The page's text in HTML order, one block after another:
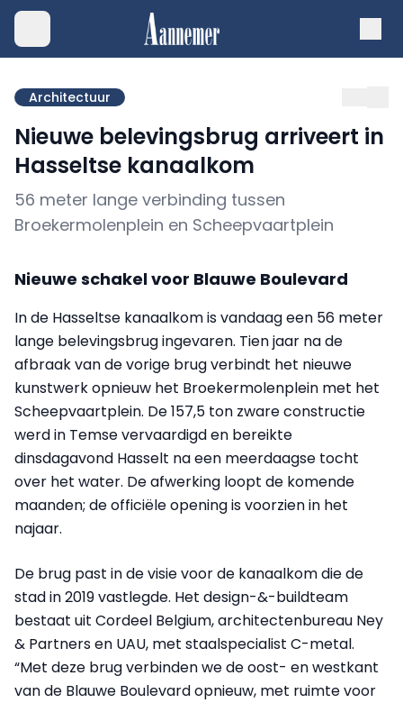
Architectuur
Nieuwe belevingsbrug arriveert in
Hasseltse kanaalkom
56 meter lange verbinding tussen
Broekermolenplein en Scheepvaartplein
Nieuwe schakel voor Blauwe Boulevard
In de Hasseltse kanaalkom is vandaag een 56 meter
lange belevingsbrug ingevaren. Tien jaar na de
afbraak van de vorige brug verbindt het nieuwe
kunstwerk opnieuw het Broekermolenplein met het
Scheepvaartplein. De 157,5 ton zware constructie
werd in Temse vervaardigd en bereikte
dinsdagavond Hasselt na een meerdaagse tocht
over het water. De afwerking loopt de komende
maanden; de officiële opening is voorzien in het
najaar.
De brug past in de visie voor de kanaalkom die de
stad in 2019 vastlegde. Het design-&-buildteam
bestaat uit Cordeel Belgium, architectenbureau Ney
& Partners en UAU, met staalspecialist C-metal.
“Met deze brug verbinden we de oost- en westkant
van de Blauwe Boulevard opnieuw, met ruimte voor